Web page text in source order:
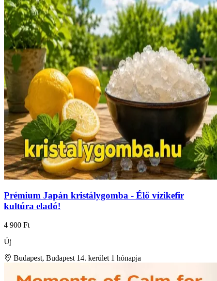
Prémium Japán kristálygomba - Élő vízikefir
kultúra eladó!
4 900 Ft
Új
Budapest, Budapest 14. kerület 1 hónapja